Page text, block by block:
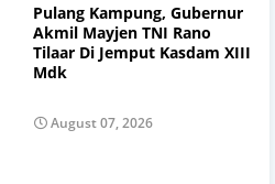
Pulang Kampung, Gubernur
Akmil Mayjen TNI Rano
Tilaar Di Jemput Kasdam XIII
Mdk
August 07, 2026